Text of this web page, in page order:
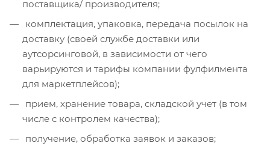
поставщика/ производителя;
комплектация, упаковка, передача посылок на
доставку (своей службе доставки или
аутсорсинговой, в зависимости от чего
варьируются и тарифы компании фулфилмента
для маркетплейсов);
прием, хранение товара, складской учет (в том
числе с контролем качества);
получение, обработка заявок и заказов;